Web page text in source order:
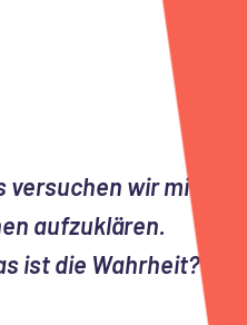
versuchen wir mit
aufzuklären.
ist die Wahrheit?